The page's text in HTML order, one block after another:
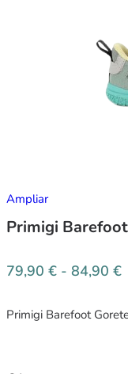
Ampliar
Primigi
79,90 € - 84,90 €
Primigi Barefoot